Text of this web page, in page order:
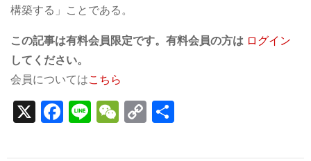
構築する」ことである。
この記事は有料会員限定です。有料会員の方は ログイン
してください。
会員についてはこちら
X F
a
Li
n
W
e
C
o